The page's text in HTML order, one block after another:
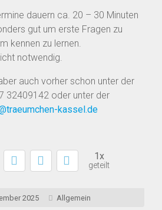
dauern ca. 20 – 30 Minuten
gut um erste Fragen zu
kennen zu lernen.
notwendig.
auch vorher schon unter der
32409142 oder unter der
kassel.de
1x
geteilt
2025 Allgemein